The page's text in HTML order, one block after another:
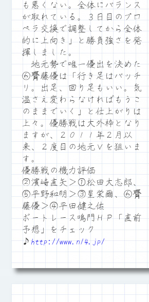
も悪くない。全体にバランス
が取れている。３日目のプロ
ペラ交換で調整してから全体
的に上向き」と勝負強さを発
揮しました。
地元勢で唯一優出を決めた
⑥齊藤優は「行き足はバッチ
リ。出足、回り足もいい。気
温さえ変わらなければもうこ
のままでいく」と仕上がりは
上々。優勝戦は大外枠となり
ますが、２０１１年２月以
来、２度目の地元Ｖを狙いま
す。
優勝戦の機力評価
②濱崎直矢＞①松田大志郎、
⑤平野和明＞③星栄爾、⑥齊
藤優＞④平田健之佑
ボートレース鳴門ＨＰ「直前
予想」をチェック
♪ http://www.n14.jp/